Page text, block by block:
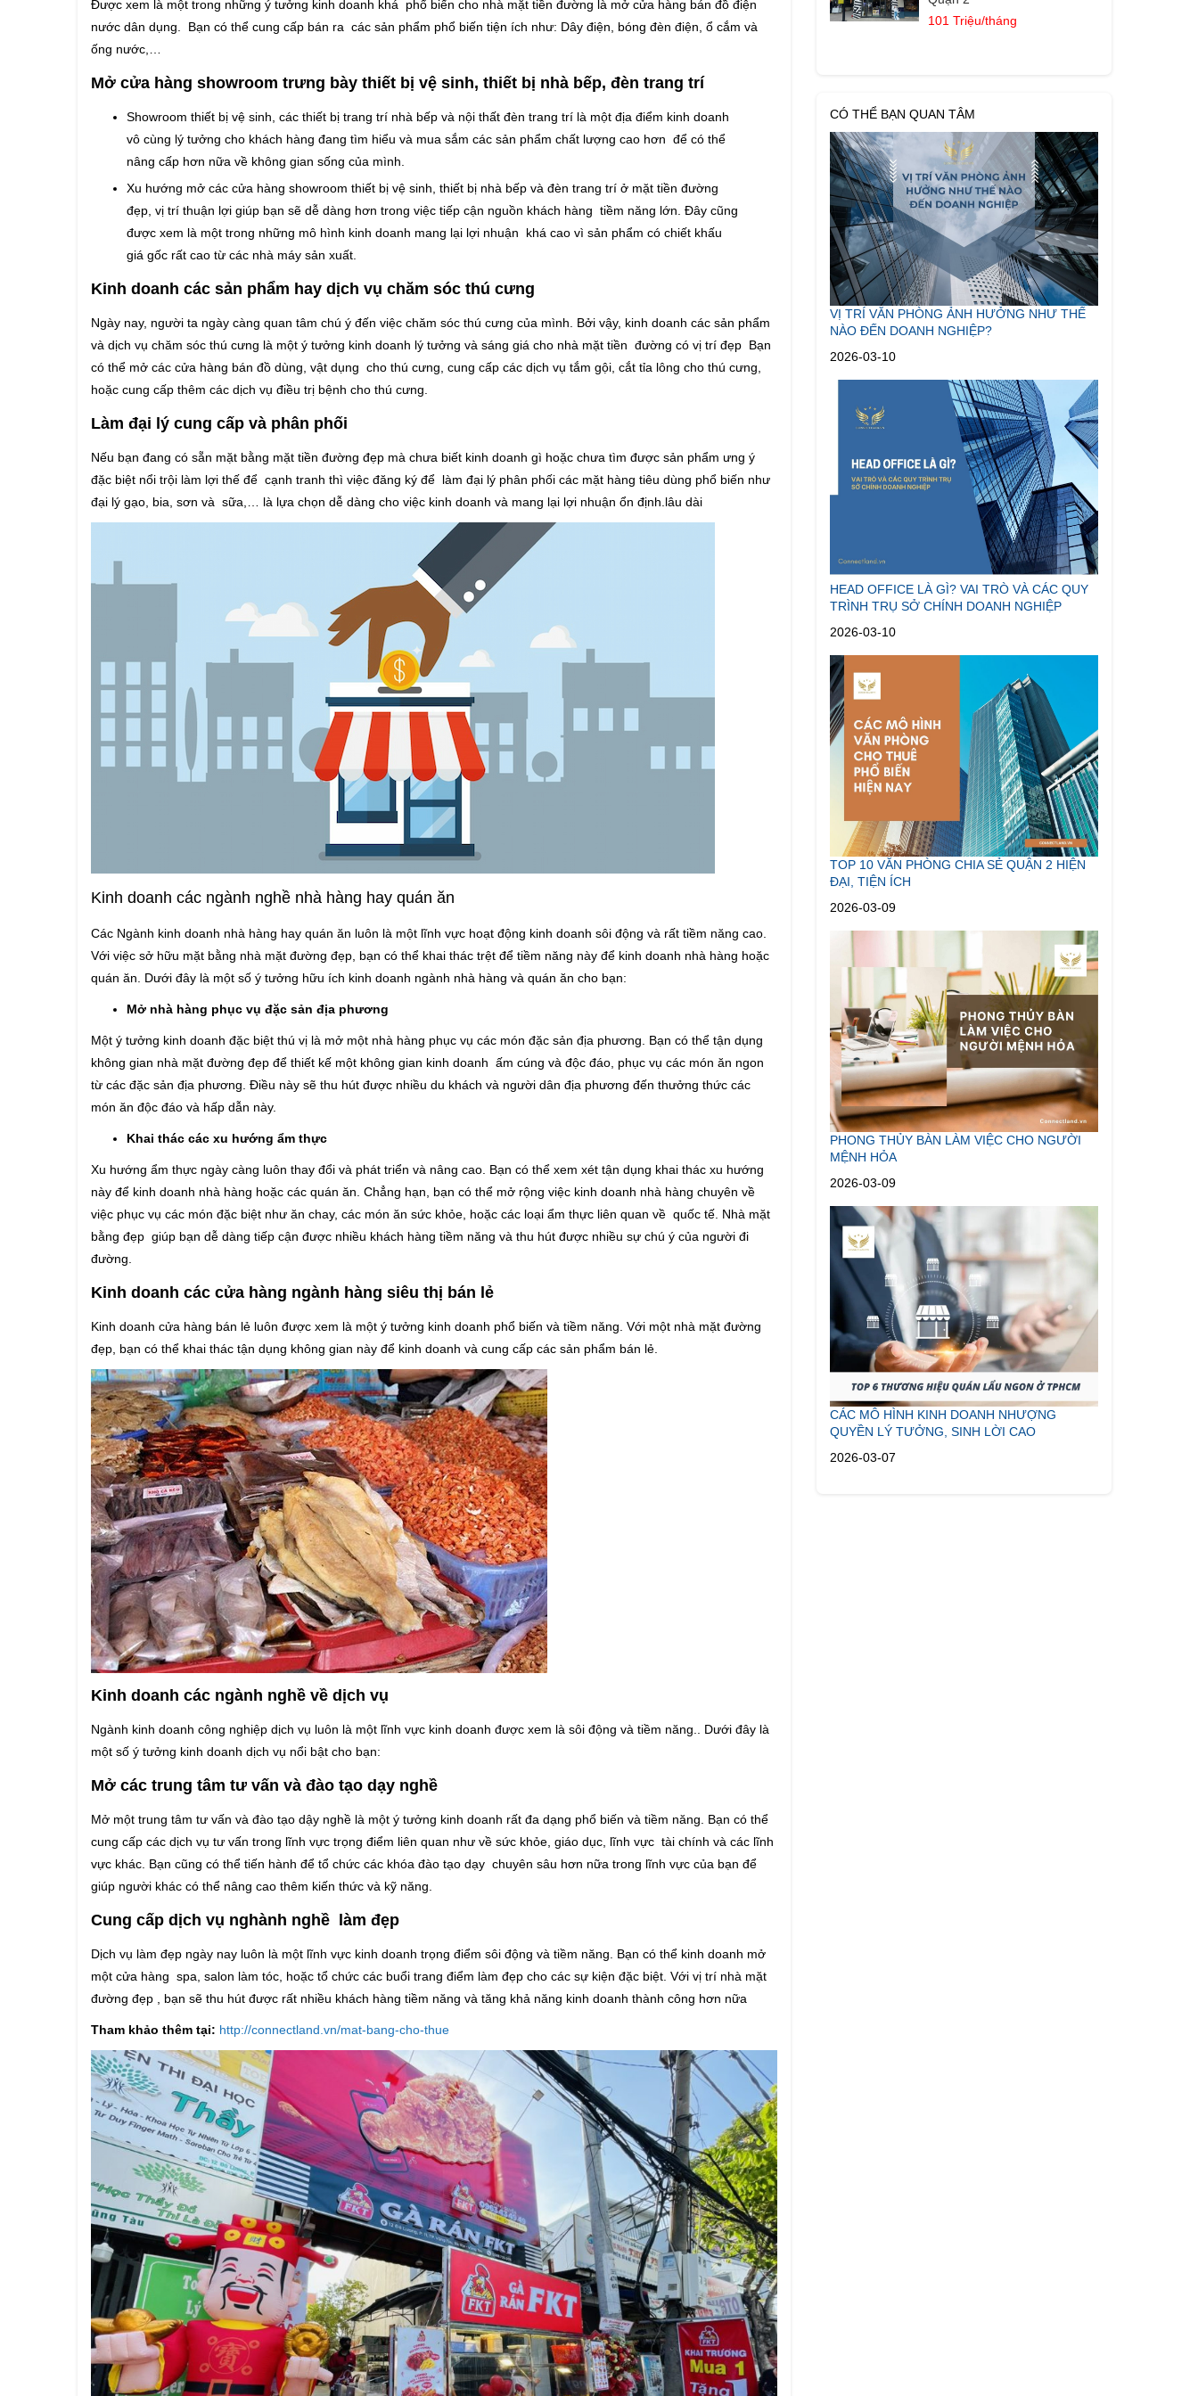
Được xem là một trong những ý tưởng kinh doanh khá phổ biến cho nhà mặt tiền đường là mở cửa hàng bán đồ điện
nước dân dụng. Bạn có thể cung cấp bán ra các sản phẩm phổ biến tiện ích như: Dây điện, bóng đèn điện, ổ cắm và
ống nước,…
Mở cửa hàng showroom trưng bày thiết bị vệ sinh, thiết bị nhà bếp, đèn trang trí
Showroom thiết bị vệ sinh, các thiết bị trang trí nhà bếp và nội thất đèn trang trí là một địa điểm kinh doanh
vô cùng lý tưởng cho khách hàng đang tìm hiểu và mua sắm các sản phẩm chất lượng cao hơn để có thể
nâng cấp hơn nữa về không gian sống của mình.
Xu hướng mở các cửa hàng showroom thiết bị vệ sinh, thiết bị nhà bếp và đèn trang trí ở mặt tiền đường
đẹp, vị trí thuận lợi giúp bạn sẽ dễ dàng hơn trong việc tiếp cận nguồn khách hàng tiềm năng lớn. Đây cũng
được xem là một trong những mô hình kinh doanh mang lại lợi nhuận khá cao vì sản phẩm có chiết khấu
giá gốc rất cao từ các nhà máy sản xuất.
Kinh doanh các sản phẩm hay dịch vụ chăm sóc thú cưng
Ngày nay, người ta ngày càng quan tâm chú ý đến việc chăm sóc thú cưng của mình. Bởi vậy, kinh doanh các sản phẩm
và dịch vụ chăm sóc thú cưng là một ý tưởng kinh doanh lý tưởng và sáng giá cho nhà mặt tiền đường có vị trí đẹp Bạn
có thể mở các cửa hàng bán đồ dùng, vật dụng cho thú cưng, cung cấp các dịch vụ tắm gội, cắt tỉa lông cho thú cưng,
hoặc cung cấp thêm các dịch vụ điều trị bệnh cho thú cưng.
Làm đại lý cung cấp và phân phối
Nếu bạn đang có sẵn mặt bằng mặt tiền đường đẹp mà chưa biết kinh doanh gì hoặc chưa tìm được sản phẩm ưng ý
đặc biệt nổi trội làm lợi thế để cạnh tranh thì việc đăng ký để làm đại lý phân phối các mặt hàng tiêu dùng phổ biến như
đại lý gạo, bia, sơn và sữa,… là lựa chọn dễ dàng cho việc kinh doanh và mang lại lợi nhuận ổn định.lâu dài
Kinh doanh các ngành nghề nhà hàng hay quán ăn
Các Ngành kinh doanh nhà hàng hay quán ăn luôn là một lĩnh vực hoạt động kinh doanh sôi động và rất tiềm năng cao.
Với việc sở hữu mặt bằng nhà mặt đường đẹp, bạn có thể khai thác trệt để tiềm năng này để kinh doanh nhà hàng hoặc
quán ăn. Dưới đây là một số ý tưởng hữu ích kinh doanh ngành nhà hàng và quán ăn cho bạn:
Mở nhà hàng phục vụ đặc sản địa phương
Một ý tưởng kinh doanh đặc biệt thú vị là mở một nhà hàng phục vụ các món đặc sản địa phương. Bạn có thể tận dụng
không gian nhà mặt đường đẹp để thiết kế một không gian kinh doanh ấm cúng và độc đáo, phục vụ các món ăn ngon
từ các đặc sản địa phương. Điều này sẽ thu hút được nhiều du khách và người dân địa phương đến thưởng thức các
món ăn độc đáo và hấp dẫn này.
Khai thác các xu hướng ẩm thực
Xu hướng ẩm thực ngày càng luôn thay đổi và phát triển và nâng cao. Bạn có thể xem xét tận dụng khai thác xu hướng
này để kinh doanh nhà hàng hoặc các quán ăn. Chẳng hạn, bạn có thể mở rộng việc kinh doanh nhà hàng chuyên về
việc phục vụ các món đặc biệt như ăn chay, các món ăn sức khỏe, hoặc các loại ẩm thực liên quan về quốc tế. Nhà mặt
bằng đẹp giúp bạn dễ dàng tiếp cận được nhiều khách hàng tiềm năng và thu hút được nhiều sự chú ý của người đi
đường.
Kinh doanh các cửa hàng ngành hàng siêu thị bán lẻ
Kinh doanh cửa hàng bán lẻ luôn được xem là một ý tưởng kinh doanh phổ biến và tiềm năng. Với một nhà mặt đường
đẹp, bạn có thể khai thác tận dụng không gian này để kinh doanh và cung cấp các sản phẩm bán lẻ.
Kinh doanh các ngành nghề về dịch vụ
Ngành kinh doanh công nghiệp dịch vụ luôn là một lĩnh vực kinh doanh được xem là sôi động và tiềm năng.. Dưới đây là
một số ý tưởng kinh doanh dịch vụ nổi bật cho bạn:
Mở các trung tâm tư vấn và đào tạo dạy nghề
Mở một trung tâm tư vấn và đào tạo dậy nghề là một ý tưởng kinh doanh rất đa dạng phổ biến và tiềm năng. Bạn có thể
cung cấp các dịch vụ tư vấn trong lĩnh vực trọng điểm liên quan như về sức khỏe, giáo dục, lĩnh vực tài chính và các lĩnh
vực khác. Bạn cũng có thể tiến hành để tổ chức các khóa đào tạo dạy chuyên sâu hơn nữa trong lĩnh vực của bạn để
giúp người khác có thể nâng cao thêm kiến thức và kỹ năng.
Cung cấp dịch vụ nghành nghề làm đẹp
Dịch vụ làm đẹp ngày nay luôn là một lĩnh vực kinh doanh trọng điểm sôi động và tiềm năng. Bạn có thể kinh doanh mở
một cửa hàng spa, salon làm tóc, hoặc tổ chức các buổi trang điểm làm đẹp cho các sự kiện đặc biệt. Với vị trí nhà mặt
đường đẹp , bạn sẽ thu hút được rất nhiều khách hàng tiềm năng và tăng khả năng kinh doanh thành công hơn nữa
Tham khảo thêm tại: http://connectland.vn/mat-bang-cho-thue
101 Triệu/tháng
CÓ THỂ BẠN QUAN TÂM
VỊ TRÍ VĂN PHÒNG ẢNH HƯỞNG NHƯ THẾ
NÀO ĐẾN DOANH NGHIỆP?
2026-03-10
HEAD OFFICE LÀ GÌ? VAI TRÒ VÀ CÁC QUY
TRÌNH TRỤ SỞ CHÍNH DOANH NGHIỆP
2026-03-10
TOP 10 VĂN PHÒNG CHIA SẺ QUẬN 2 HIỆN
ĐẠI, TIỆN ÍCH
2026-03-09
PHONG THỦY BÀN LÀM VIỆC CHO NGƯỜI
MỆNH HỎA
2026-03-09
CÁC MÔ HÌNH KINH DOANH NHƯỢNG
QUYỀN LÝ TƯỞNG, SINH LỜI CAO
2026-03-07